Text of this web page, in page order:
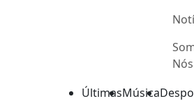
Nós
ÚltimasMúsica